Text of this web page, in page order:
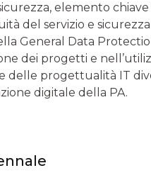
elemento chiave
del servizio e
General Data
dei progetti e
delle progettualità IT
digitale della PA.